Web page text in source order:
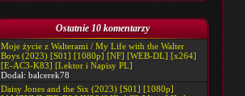
Ostatnie 10 komentarzy
Moje życie z Walterami / My Life with the Walter
Boys (2023) [S01] [1080p] [NF] [WEB-DL] [x264]
[E-AC3-K83] [Lektor i Napisy PL]
Dodał: balcerek78
Daisy Jones and the Six (2023) [S01] [1080p]